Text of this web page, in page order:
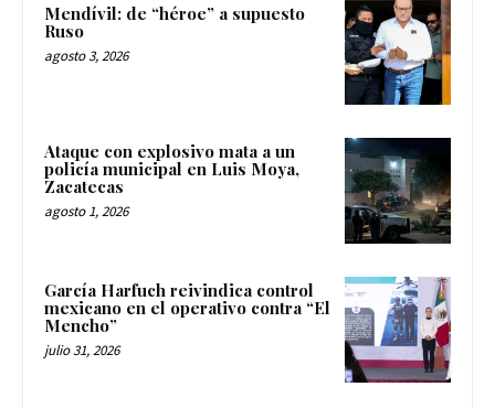
Mendívil: de “héroe” a supuesto
Ruso
agosto 3, 2026
Ataque con explosivo mata a un
policía municipal en Luis Moya,
Zacatecas
agosto 1, 2026
García Harfuch reivindica control
mexicano en el operativo contra “El
Mencho”
julio 31, 2026